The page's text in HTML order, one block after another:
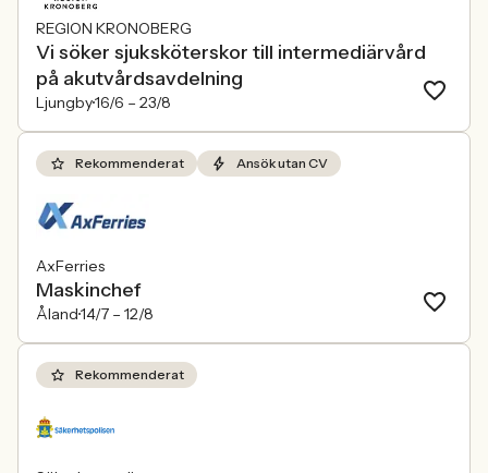
REGION KRONOBERG
Vi söker sjuksköterskor till intermediärvård
på akutvårdsavdelning
Ljungby16/6 – 23/8
Rekommenderat Ansök utan CV
AxFerries
Maskinchef
Åland14/7 – 12/8
Rekommenderat